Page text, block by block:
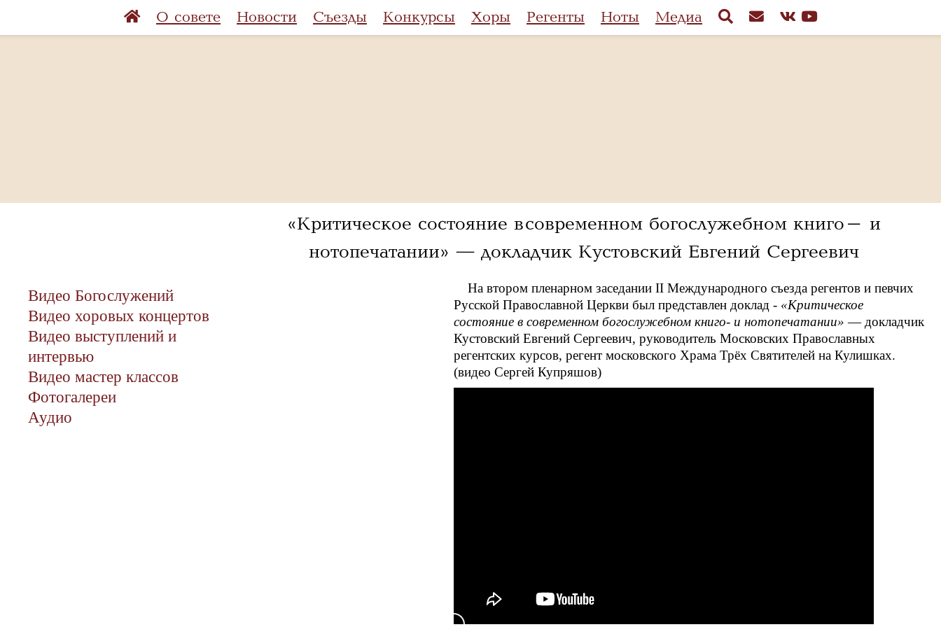
О совете Новости Съезды Конкурсы Хоры Регенты Ноты Медиа
«Критическое состояние в современном богослужебном книго- и
нотопечатании» — докладчик Кустовский Евгений Сергеевич
Видео Богослужений
Видео хоровых концертов
Видео выступлений и
интервью
Видео мастер классов
Фотогалереи
Аудио
На втором пленарном заседании II Международного съезда регентов и певчих
Русской Православной Церкви был представлен доклад - «Критическое
состояние в современном богослужебном книго- и нотопечатании» — докладчик
Кустовский Евгений Сергеевич, руководитель Московских Православных
регентских курсов, регент московского Храма Трёх Святителей на Кулишках.
(видео Сергей Купряшов)